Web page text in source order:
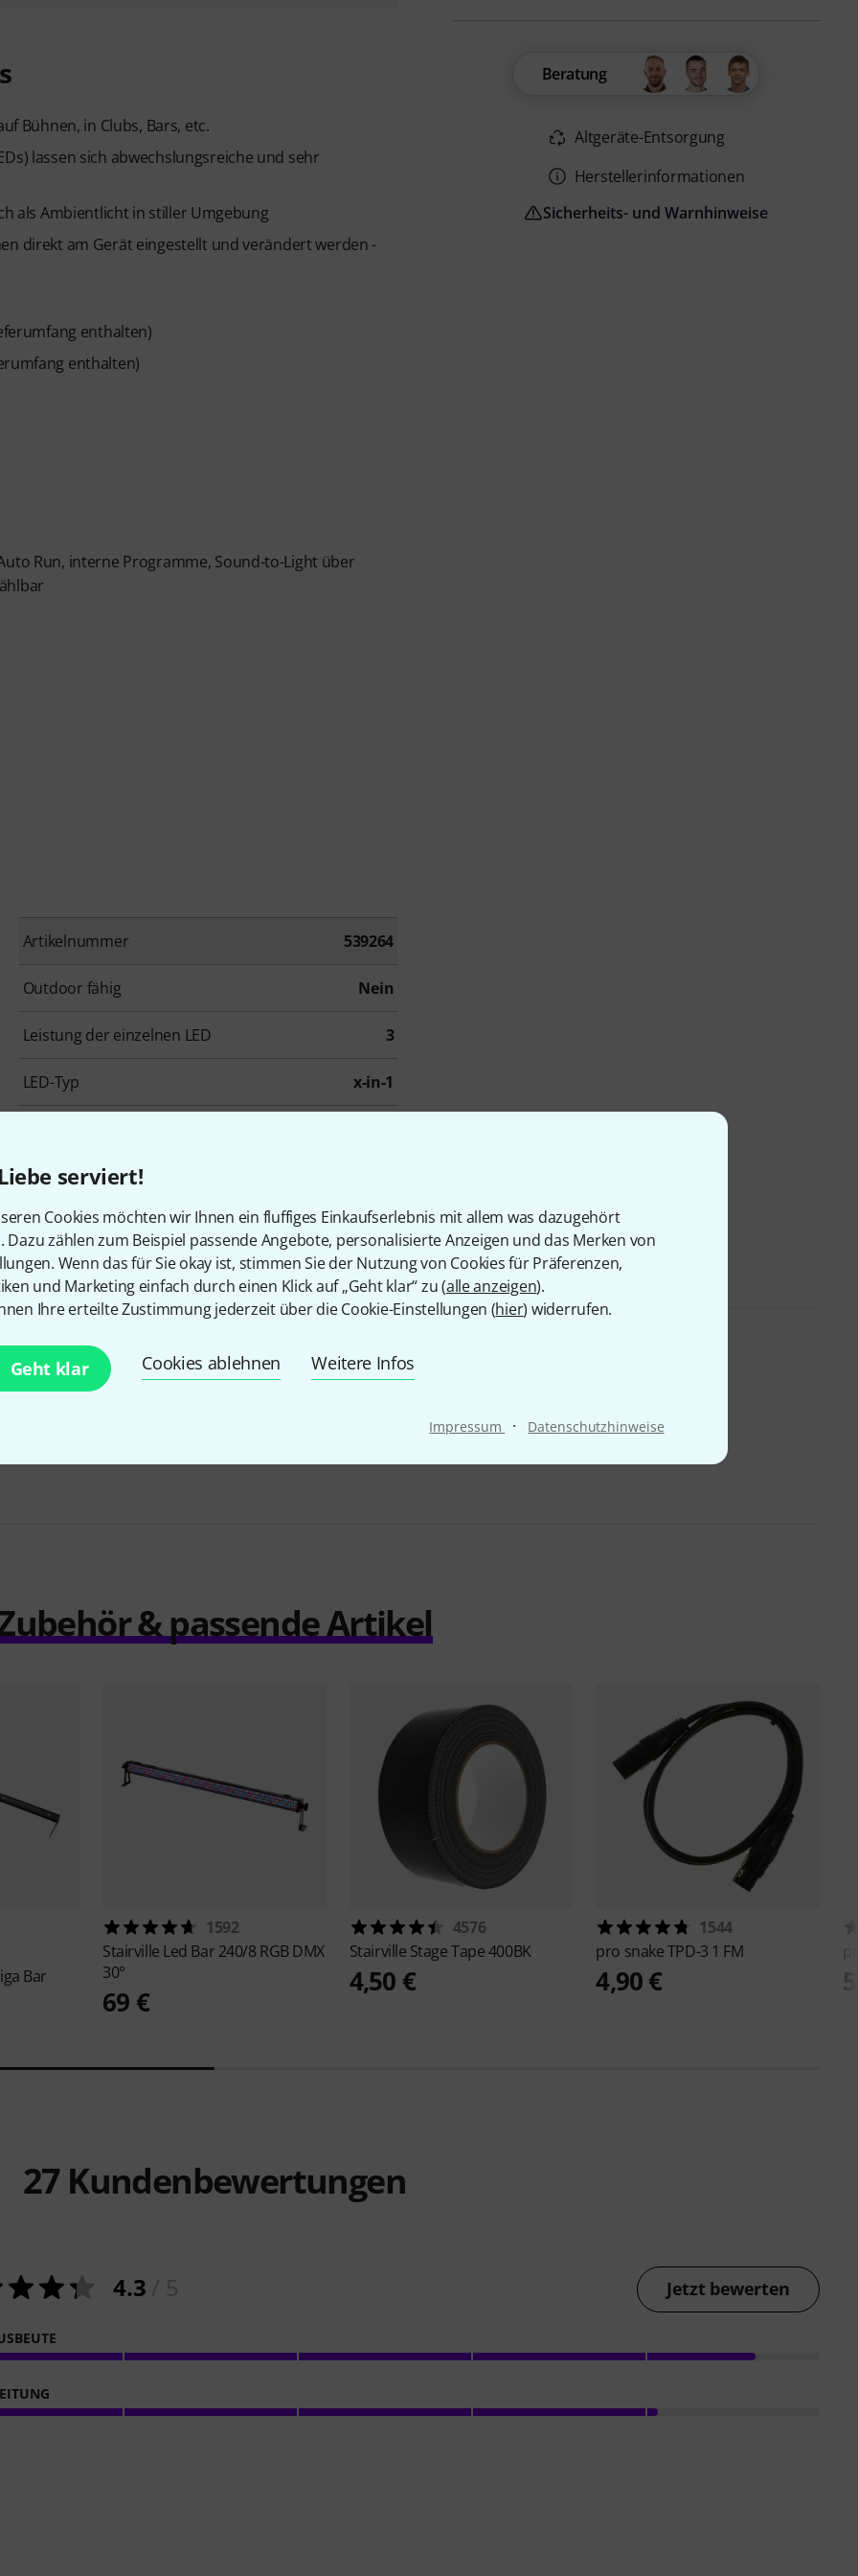
serviert!
Cookies möchten wir Ihnen ein fluffiges Einkaufserlebnis mit allem was dazugehört
Dazu zählen zum Beispiel passende Angebote, personalisierte Anzeigen und das Merken von
Wenn das für Sie okay ist, stimmen Sie der Nutzung von Cookies für Präferenzen,
und Marketing einfach durch einen Klick auf „Geht klar“ zu (alle anzeigen).
Ihre erteilte Zustimmung jederzeit über die Cookie-Einstellungen (hier) widerrufen.
Geht klar Cookies ablehnen Weitere Infos
Impressum · Datenschutzhinweise
Bühnen, in Clubs, Bars, etc.
lassen sich abwechslungsreiche und sehr
als Ambientlicht in stiller Umgebung
direkt am Gerät eingestellt und verändert werden -
enthalten)
enthalten)
Run, interne Programme, Sound-to-Light über
Artikelnummer 539264
Outdoor fähig Nein
Leistung der einzelnen LED 3
LED-Typ x-in-1
Gehäusefarbe
Länge 1 m
Beratung
Altgeräte-Entsorgung
Herstellerinformationen
Sicherheits- und Warnhinweise
Fun Generation LED BARbara 16 Bundle
& passende Artikel
Bar
1592
Stairville Led Bar 240/8 RGB DMX
30°
69 €
4576
Stairville Stage Tape 400BK
4,50 €
1544
pro snakeTPD-3 1 FM
4,90 €
27Kundenbewertungen
4.3 Jetzt bewerten